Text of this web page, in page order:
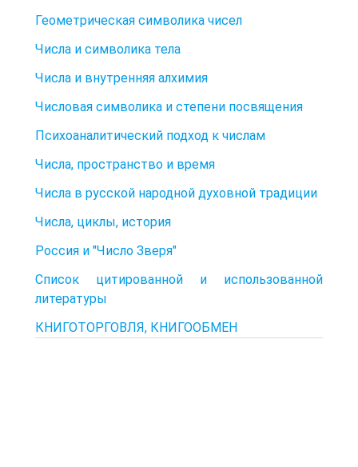
Геометрическая символика чисел
Числа и символика тела
Числа и внутренняя алхимия
Числовая символика и степени посвящения
Психоаналитический подход к числам
Числа, пространство и время
Числа в русской народной духовной традиции
Числа, циклы, история
Россия и "Число Зверя"
Список цитированной и использованной
литературы
КНИГОТОРГОВЛЯ, КНИГООБМЕН